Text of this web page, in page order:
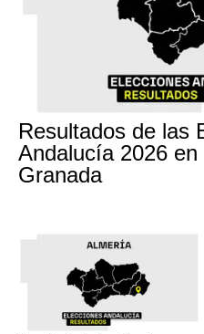
Resultados de las
Andalucía 2026
Granada